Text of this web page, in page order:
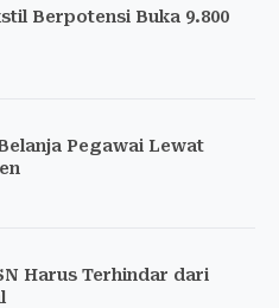
Berpotensi Buka 9.800
Pegawai Lewat
Harus Terhindar dari